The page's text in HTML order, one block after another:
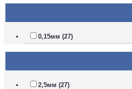
0,15мм (27)
2,5мм (27)